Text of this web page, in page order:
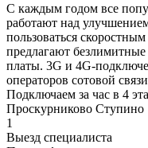
С каждым годом все
работают над
пользоваться
предлагают
платы. 3G и 4G-
операторов сотовой
Подключаем за час в 4
Проскурниково Ступино
1
Выезд специалиста